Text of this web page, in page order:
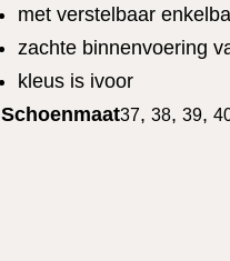
met verstelbaar
zachte binnenvoering
kleus is ivoor
Schoenmaat37, 38, 39,